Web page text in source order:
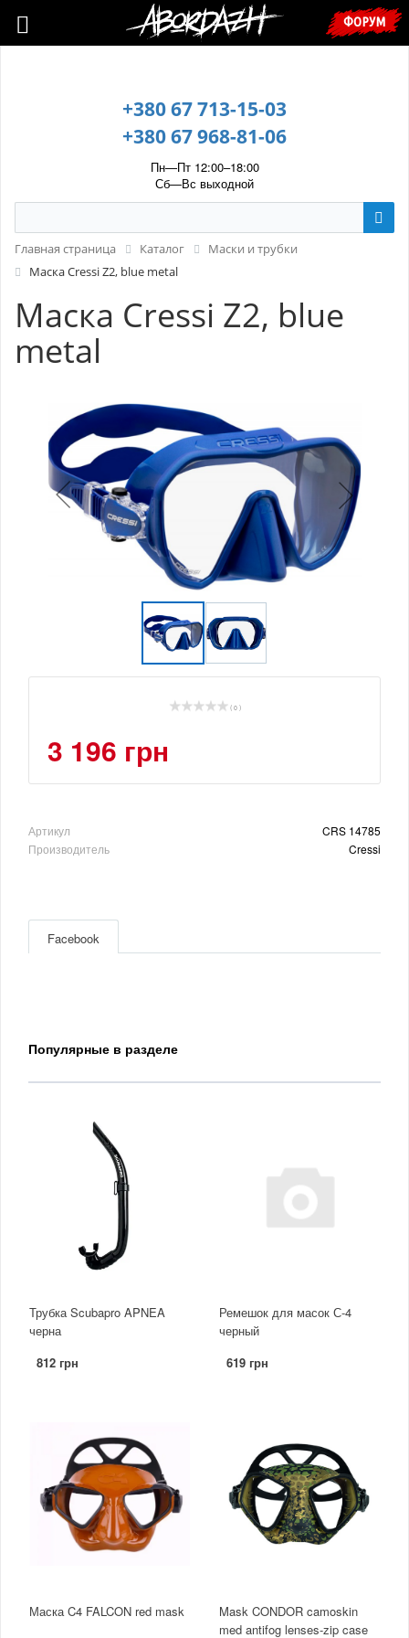
🇺🇦 У зв’язку з воєнним станом, прохання уточнювати ціну та
наявність у менеджера. 🇺🇦
+380 67 713-15-03
+380 67 968-81-06
Пн—Пт 12:00–18:00
Сб—Вс выходной
ФОРУМ
Главная страница Каталог
Маски и трубки
Маска Cressi Z2, blue metal
Маска Cressi Z2, blue
metal
( 0 )
3 196 грн
Артикул
CRS 14785
Производитель
Cressi
Facebook
Популярные в разделе
Трубка Scubapro APNEA
черна
812 грн
Ремешок для масок С-4
черный
619 грн
Маска C4 FALCON red mask
Mask CONDOR camoskin
med antifog lenses-zip case